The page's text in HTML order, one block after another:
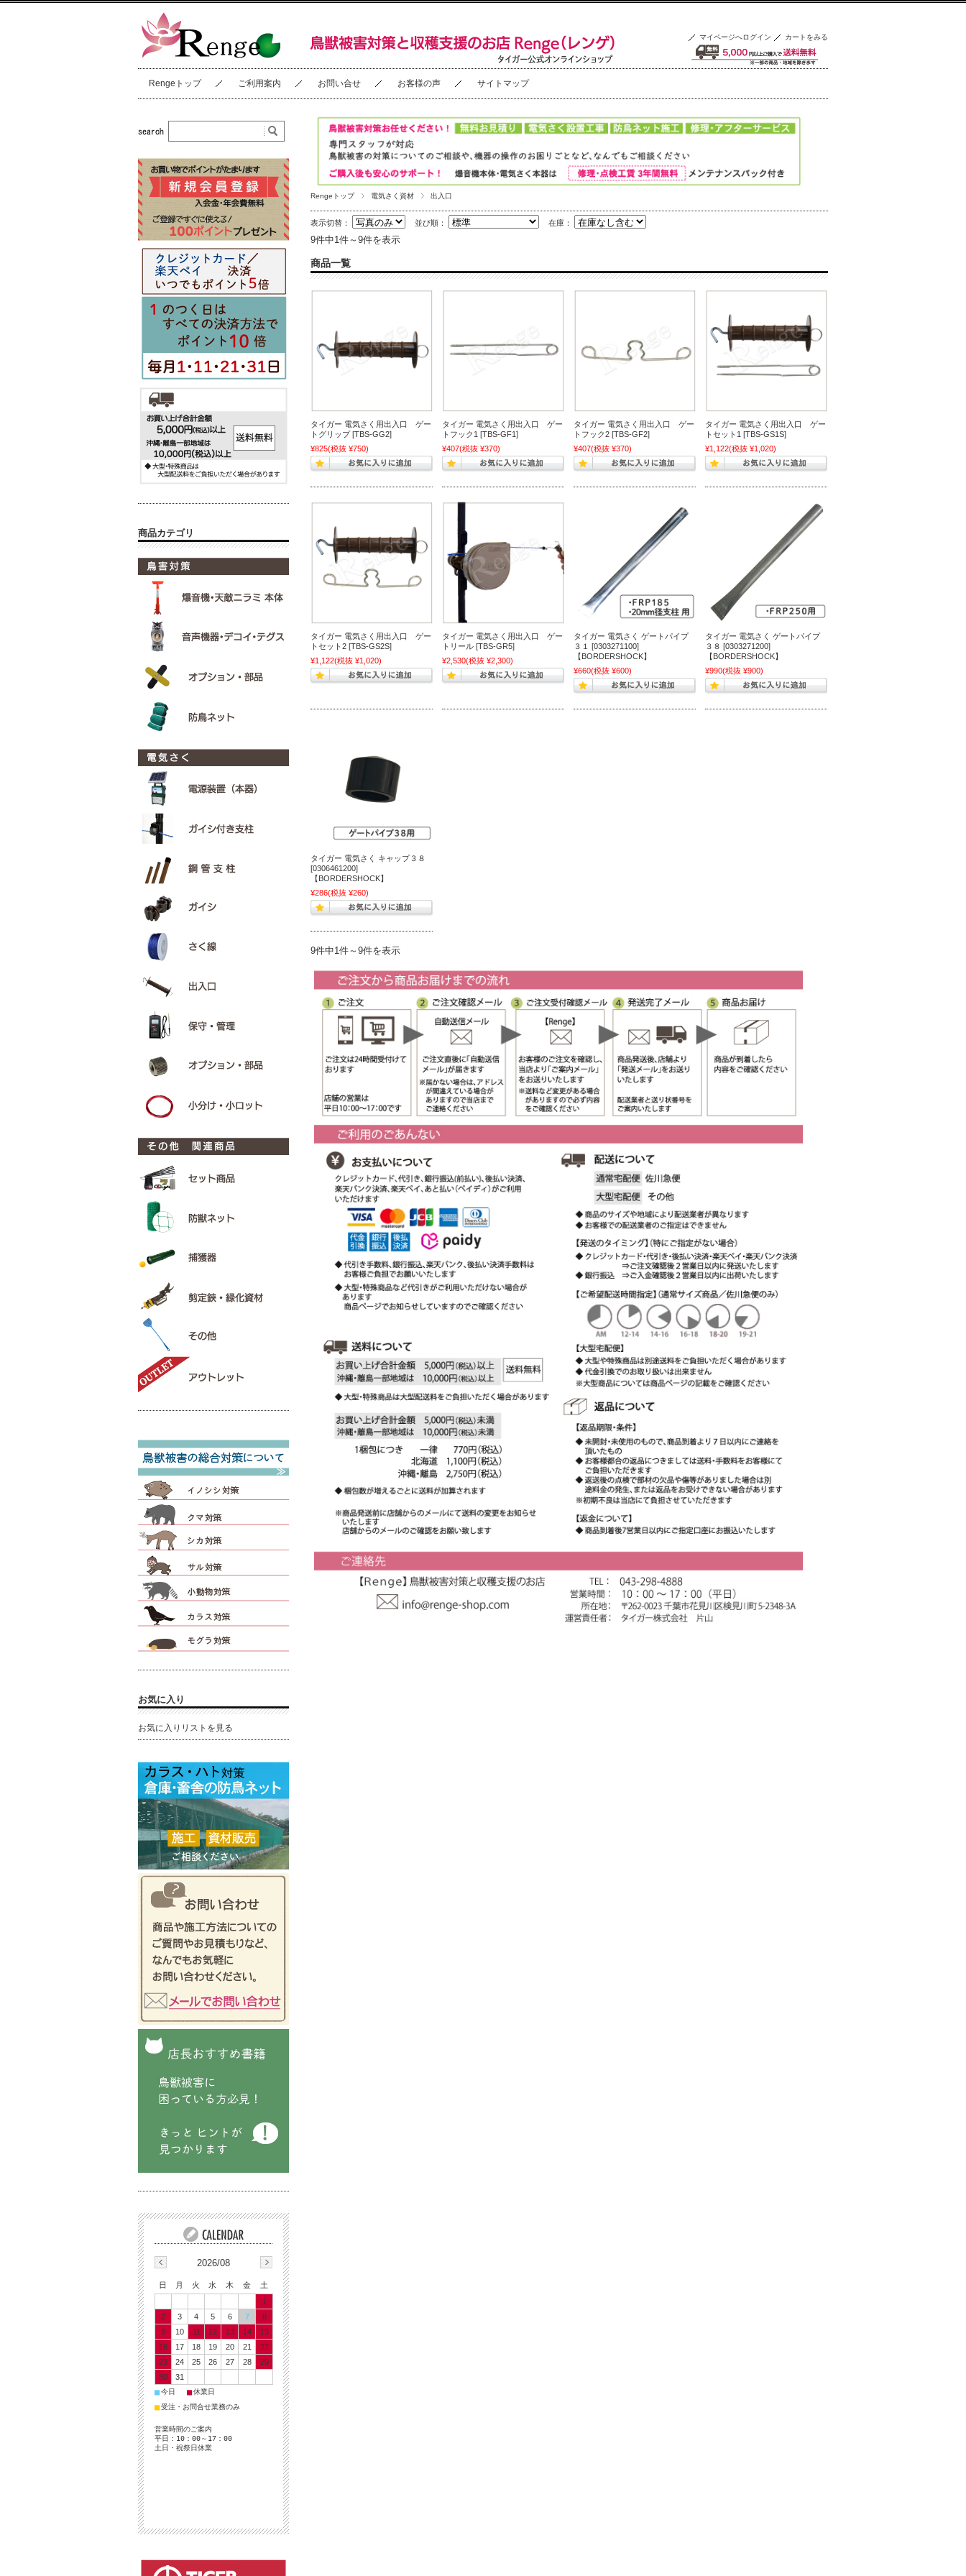
マイページへログイン カートをみる
Rengeトップ ご利用案内 お問い合せ お客様の声 サイトマップ
Rengeトップ 電気さく資材 出入口
表示切替： 並び順： 在庫：
9件中1件～9件を表示
商品一覧
タイガー 電気さく用出入口 ゲー
トグリップ [TBS-GG2]
¥825(税抜 ¥750)
タイガー 電気さく用出入口 ゲー
トフック1 [TBS-GF1]
¥407(税抜 ¥370)
タイガー 電気さく用出入口 ゲー
トフック2 [TBS-GF2]
¥407(税抜 ¥370)
タイガー 電気さく用出入口 ゲー
トセット1 [TBS-GS1S]
¥1,122(税抜 ¥1,020)
タイガー 電気さく用出入口 ゲー
トセット2 [TBS-GS2S]
¥1,122(税抜 ¥1,020)
タイガー 電気さく用出入口 ゲー
トリール [TBS-GR5]
¥2,530(税抜 ¥2,300)
タイガー 電気さく ゲートパイプ
３１ [0303271100]
【BORDERSHOCK】
¥660(税抜 ¥600)
タイガー 電気さく ゲートパイプ
３８ [0303271200]
【BORDERSHOCK】
¥990(税抜 ¥900)
タイガー 電気さく キャップ３８
[0306461200]
【BORDERSHOCK】
¥286(税抜 ¥260)
9件中1件～9件を表示
商品カテゴリ
お気に入り
お気に入りリストを見る
2026/08
日 月 火 水 木 金
土
1
2
3 4 5 6 7
8
9
10 11 12 13 14
15
16
17 18 19 20 21
22
23
24 25 26 27 28
29
30
31
■今日 ■休業日
■受注・お問合せ業務のみ
営業時間のご案内
平日：10：00～17：00
土日・祝祭日休業